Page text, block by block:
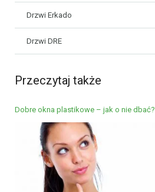
Drzwi Erkado
Drzwi DRE
Przeczytaj także
Dobre okna plastikowe – jak o nie dbać?